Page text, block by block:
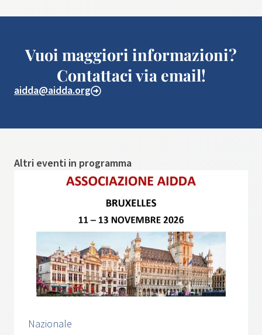
Vuoi maggiori informazioni?
Contattaci via email!
aidda@aidda.org
Altri eventi in programma
Nazionale